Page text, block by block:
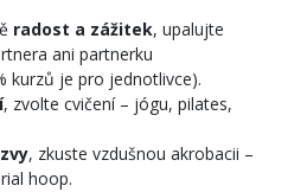
radost a zážitek, upalujte
ani partnerku
kurzů je pro jednotlivce).
, zvolte cvičení – jógu, pilates,
, zkuste vzdušnou akrobacii –
hoop.